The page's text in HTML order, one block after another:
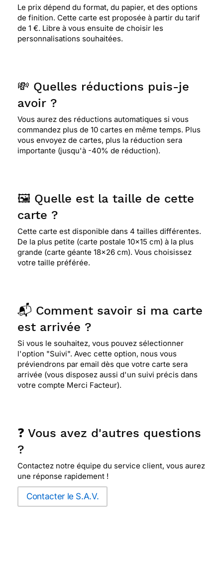
⭐⭐⭐⭐⭐ Le 14/06/2017 : Petit chaton tout doux et
délicat .bleu paisant ,je pense que cette carte fera
plaisir à la personne qui la recevra
⭐⭐⭐⭐ Le 26/07/2016 : Trop mimi
⭐⭐⭐⭐⭐ Le 01/05/2016 : Parfaite pour une petite
fille ,simple et pleine de douceur
passion, sans limite. cela allait de soi que je
choisisse cette carte.
⭐⭐⭐⭐⭐ Le 14/02/2013 : C'est vraiment mignon et
très apprécié de qui aime les chats
⭐⭐⭐⭐
Le 12/07/2012 : La douceur de cette carte
me fait rêver. J'aime également les chats.
exactement ce qu'il me faut.
⭐⭐⭐⭐⭐ Le 10/06/2012 : Trés joli chat pour une
petite fille qui les adore.
⭐⭐⭐⭐⭐ Le 13/04/2012 : J'ai choisie cette carte
Le prix dépend du format, du papier, et des options
de finition. Cette carte est proposée à partir du tarif
de 1 €. Libre à vous ensuite de choisir les
personnalisations souhaitées.
💸 Quelles réductions puis-je
avoir ?
Vous aurez des réductions automatiques si vous
commandez plus de 10 cartes en même temps. Plus
vous envoyez de cartes, plus la réduction sera
importante (jusqu'à -40% de réduction).
🖼️ Quelle est la taille de cette
carte ?
Cette carte est disponible dans 4 tailles différentes.
De la plus petite (carte postale 10x15 cm) à la plus
grande (carte géante 18x26 cm). Vous choisissez
votre taille préférée.
📬 Comment savoir si ma carte
est arrivée ?
Si vous le souhaitez, vous pouvez sélectionner
l'option "Suivi". Avec cette option, nous vous
préviendrons par email dès que votre carte sera
arrivée (vous disposez aussi d'un suivi précis dans
votre compte Merci Facteur).
❓ Vous avez d'autres questions
?
Contactez notre équipe du service client, vous aurez
une réponse rapidement !
Contacter le S.A.V.